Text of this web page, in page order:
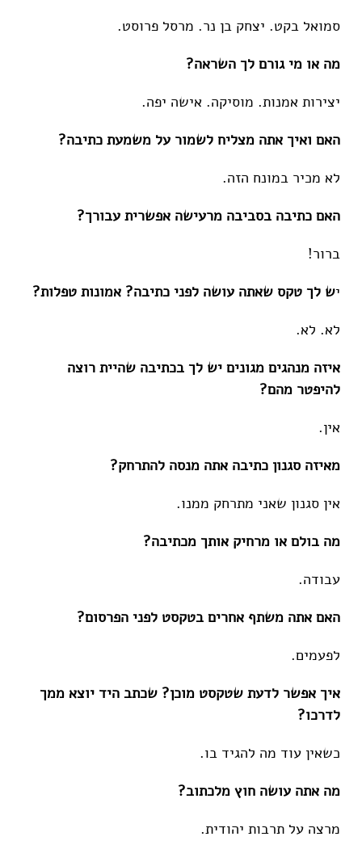
סמואל בקט. יצחק בן נר. מרסל פרוסט.
מה או מי גורם לך השראה?
יצירות אמנות. מוסיקה. אישה יפה.
האם ואיך אתה מצליח לשמור על משמעת כתיבה?
לא מכיר במונח הזה.
האם כתיבה בסביבה מרעישה אפשרית עבורך?
ברור!
יש לך טקס שאתה עושה לפני כתיבה? אמונות טפלות?
לא. לא.
איזה מנהגים מגונים יש לך בכתיבה שהיית רוצה
להיפטר מהם?
אין.
מאיזה סגנון כתיבה אתה מנסה להתרחק?
אין סגנון שאני מתרחק ממנו.
מה בולם או מרחיק אותך מכתיבה?
עבודה.
האם אתה משתף אחרים בטקסט לפני הפרסום?
לפעמים.
איך אפשר לדעת שטקסט מוכן? שכתב היד יוצא ממך
לדרכו?
כשאין עוד מה להגיד בו.
מה אתה עושה חוץ מלכתוב?
מרצה על תרבות יהודית.